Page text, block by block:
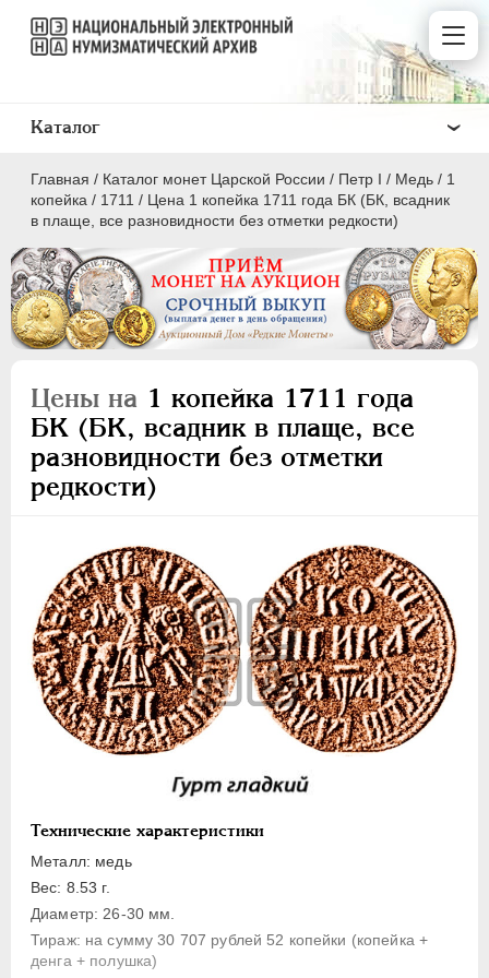
Главная / Каталог монет Царской России / Пeтр I / Медь / 1
копейка / 1711 / Цена 1 копейка 1711 года БК (БК, всадник
в плаще, все разновидности без отметки редкости)
Цены на 1 копейка 1711 года
БК (БК, всадник в плаще, все
разновидности без отметки
редкости)
Технические характеристики
Металл: медь
Вес: 8.53 г.
Диаметр: 26-30 мм.
Тираж: на сумму 30 707 рублей 52 копейки (копейка +
денга + полушка)
Каталог
ПEТР I 1699 - 1725
Серебро
Медь
5 копеек
1 копейка
Полушка
Полполушки
Пробные
Для Речи Посполитой
Монетовидные жетоны
ЕКАТЕРИНА I 1725-1727
АННА ИОАННОВНА 1730-1740
ИОАНН АНТОНОВИЧ 1740-1741
ЕЛИЗАВЕТА
ПЕТР III 1762-1762
ЕКАТЕРИНА II 1762-1796
ПАВЕЛ I 1796-1801